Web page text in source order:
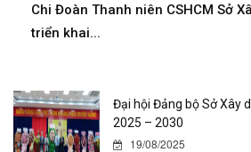
Chi Đoàn Thanh niên CSHCM Sở
triển khai...
Đại hội Đảng bộ Sở Xây
2025 – 2030
19/08/2025